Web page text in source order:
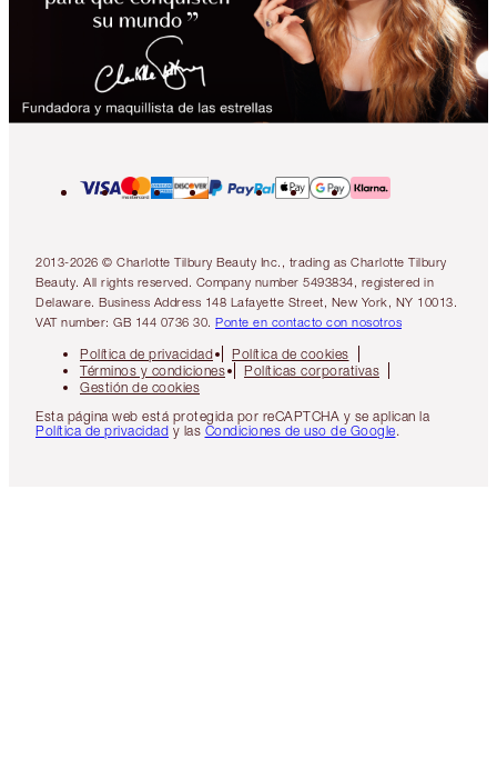
2013-2026 © Charlotte Tilbury Beauty Inc., trading as Charlotte Tilbury
Beauty. All rights reserved. Company number 5493834, registered in
Delaware. Business Address 148 Lafayette Street, New York, NY 10013.
VAT number: GB 144 0736 30. Ponte en contacto con nosotros
Política de privacidad
Política de cookies
Términos y condiciones
Políticas corporativas
Gestión de cookies
Esta página web está protegida por reCAPTCHA y se aplican la
Política de privacidad y las Condiciones de uso de Google.